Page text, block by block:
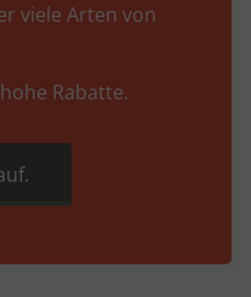
viele Arten von
Rabatte.